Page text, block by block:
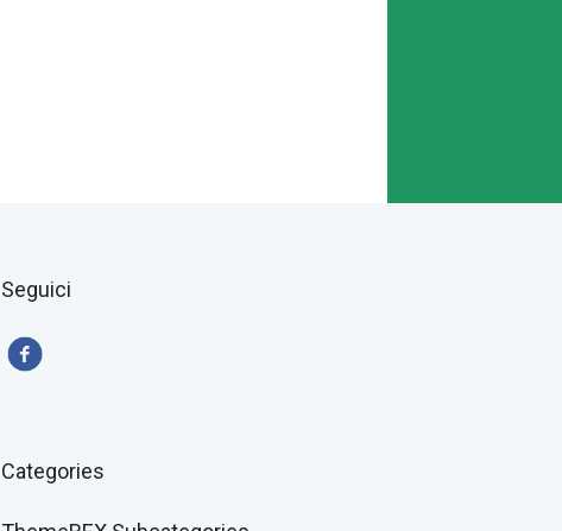
Seguici
Categories